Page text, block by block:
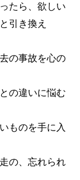
たら、欲しい
引き換え
の事故を心の
の違いに悩む
ものを手に入
の、忘れられ